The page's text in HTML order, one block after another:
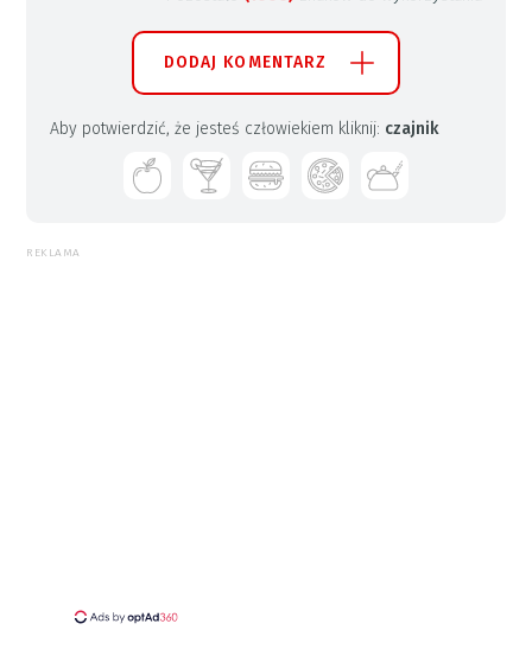
DODAJ KOMENTARZ
Aby potwierdzić, że jesteś człowiekiem kliknij: czajnik
REKLAMA